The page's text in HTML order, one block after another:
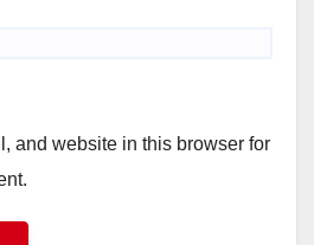
and website in this browser for